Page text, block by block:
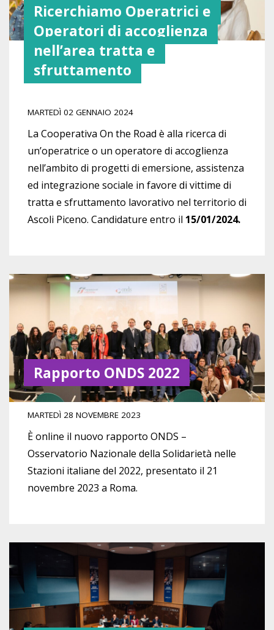
Ricerchiamo Operatrici e
Operatori di accoglienza
nell’area tratta e
sfruttamento
MARTEDÌ 02 GENNAIO 2024
La Cooperativa On the Road è alla ricerca di
un’operatrice o un operatore di accoglienza
nell’ambito di progetti di emersione, assistenza
ed integrazione sociale in favore di vittime di
tratta e sfruttamento lavorativo nel territorio di
Ascoli Piceno. Candidature entro il 15/01/2024.
Rapporto ONDS 2022
MARTEDÌ 28 NOVEMBRE 2023
È online il nuovo rapporto ONDS –
Osservatorio Nazionale della Solidarietà nelle
Stazioni italiane del 2022, presentato il 21
novembre 2023 a Roma.